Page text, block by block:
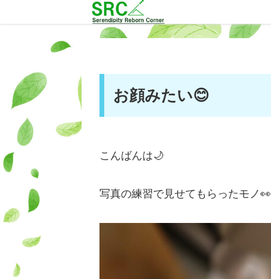
お顔みたい😊
こんばんは🌙
写真の練習で見せてもらったモノ👀